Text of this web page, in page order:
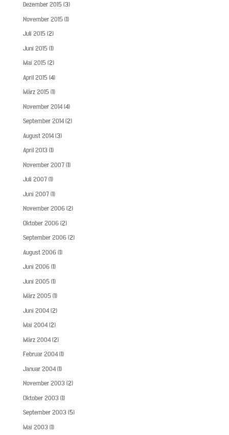
Dezember 2015(3)
November 2015(1)
Juli 2015(2)
Juni 2015(1)
Mai 2015(2)
April 2015(4)
März 2015(1)
November 2014(4)
September 2014(2)
August 2014(3)
April 2013 (1)
November 2007(1)
Juli 2007(1)
Juni 2007(1)
November 2006(2)
Oktober 2006(2)
September 2006(2)
August 2006(1)
Juni 2006(1)
Juni 2005(1)
März 2005(1)
Juni 2004(2)
Mai 2004(2)
März 2004(2)
Februar 2004(1)
Januar 2004(1)
November 2003 (2)
Oktober 2003 (1)
September 2003 (5)
Mai 2003 (1)